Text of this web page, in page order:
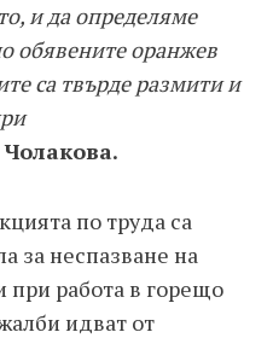
и да определяме
обявените оранжев
са твърде размити и
по труда са
за неспазване на
при работа в горещо
идват от